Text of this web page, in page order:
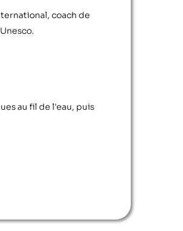
coach de
au fil de l'eau, puis